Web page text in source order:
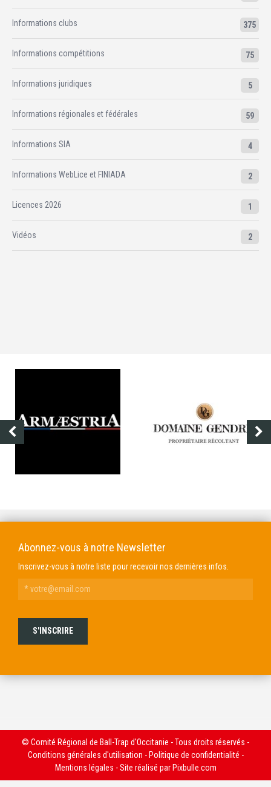
Informations clubs 375
Informations compétitions 75
Informations juridiques 5
Informations régionales et fédérales 59
Informations SIA 4
Informations WebLice et FINIADA 2
Licences 2026 1
Vidéos 2
Abonnez-vous à notre Newsletter
Inscrivez-vous à notre liste pour recevoir nos dernières infos.
© Comité Régional de Ball-Trap d'Occitanie - Tous droits réservés -
Conditions générales d'utilisation - Politique de confidentialité -
Mentions légales - Site réalisé par Pixbulle.com